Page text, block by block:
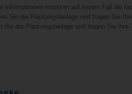
ersetzen auf keinen Fall die
Sie die Packungsbeilage und fragen Sie
die Packungsbeilage und fragen Sie